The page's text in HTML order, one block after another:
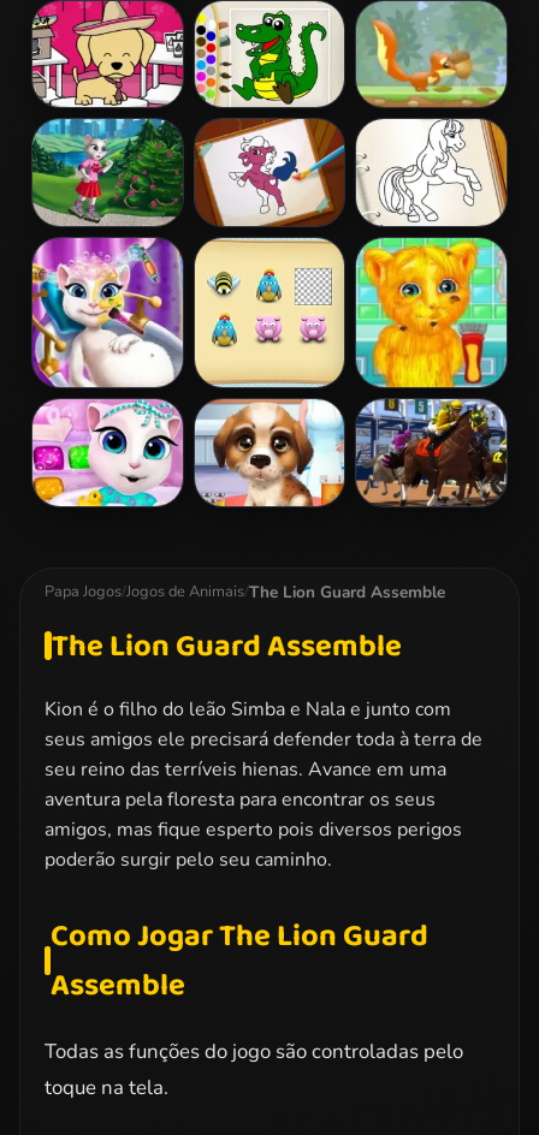
Angela Toddler
Feed
My New Puppy Pregnant
Angela
Ambulance
Pet Salon
Doggy Days
Kids Color Book
2
Nut Rush
Angela Trip
Accident
Pony Coloring
Book 2
Pony Coloring
Book 5
Pregnant Kitty
Spa
Animal Memory
Game
Talking Ginger
Shaving
Papa Jogos/Jogos de Animais/The Lion Guard Assemble
The Lion Guard Assemble
Kion é o filho do leão Simba e Nala e junto com
seus amigos ele precisará defender toda à terra de
seu reino das terríveis hienas. Avance em uma
aventura pela floresta para encontrar os seus
amigos, mas fique esperto pois diversos perigos
poderão surgir pelo seu caminho.
Como Jogar The Lion Guard
Assemble
Todas as funções do jogo são controladas pelo
toque na tela.